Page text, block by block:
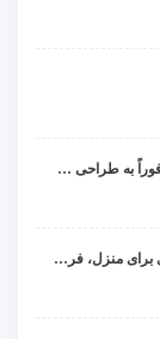
چرا کسب‌وکارهای شهرک صنعتی چهاردانگه فوراً به طراحی سایت نیاز دارند؟
بهترین ایده‌های نورپردازی دکوراتیو با ال ای دی برای منزل، فروشگاه و دفتر کار